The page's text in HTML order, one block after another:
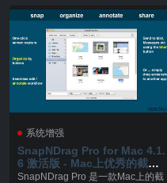
系统增强
SnapNDrag Pro for Mac 4.1.
6 激活版 - Mac上优秀的截图
和管理工具
SnapNDrag Pro 是一款Mac上的截